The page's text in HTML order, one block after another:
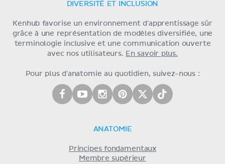
DIVERSITÉ ET INCLUSION
Kenhub favorise un environnement d'apprentissage sûr
grâce à une représentation de modèles diversifiée, une
terminologie inclusive et une communication ouverte
avec nos utilisateurs. En savoir plus.
Pour plus d'anatomie au quotidien, suivez-nous :
ANATOMIE
Principes fondamentaux
Membre supérieur